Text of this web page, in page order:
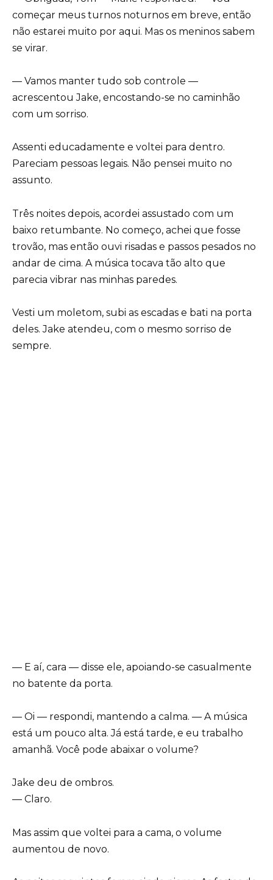
começar meus turnos noturnos em breve, então
não estarei muito por aqui. Mas os meninos sabem
se virar.
— Vamos manter tudo sob controle —
acrescentou Jake, encostando-se no caminhão
com um sorriso.
Assenti educadamente e voltei para dentro.
Pareciam pessoas legais. Não pensei muito no
assunto.
Três noites depois, acordei assustado com um
baixo retumbante. No começo, achei que fosse
trovão, mas então ouvi risadas e passos pesados no
andar de cima. A música tocava tão alto que
parecia vibrar nas minhas paredes.
Vesti um moletom, subi as escadas e bati na porta
deles. Jake atendeu, com o mesmo sorriso de
sempre.
— E aí, cara — disse ele, apoiando-se casualmente
no batente da porta.
— Oi — respondi, mantendo a calma. — A música
está um pouco alta. Já está tarde, e eu trabalho
amanhã. Você pode abaixar o volume?
Jake deu de ombros.
— Claro.
Mas assim que voltei para a cama, o volume
aumentou de novo.